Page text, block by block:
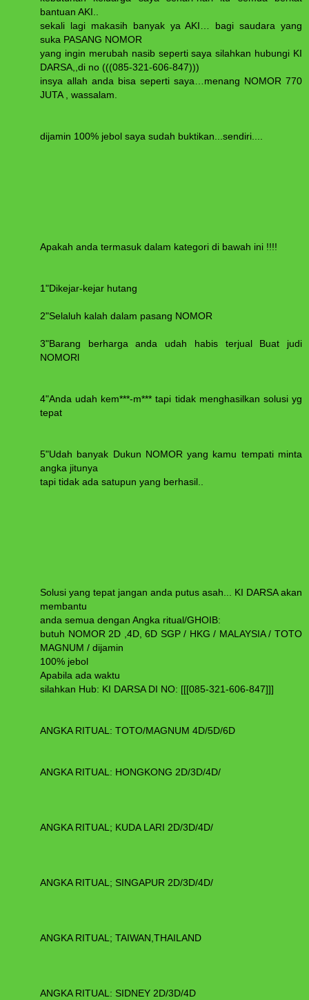
bantuan AKI..
sekali lagi makasih banyak ya AKI… bagi saudara yang
suka PASANG NOMOR
yang ingin merubah nasib seperti saya silahkan hubungi KI
DARSA,,di no (((085-321-606-847)))
insya allah anda bisa seperti saya…menang NOMOR 770
JUTA , wassalam.
dijamin 100% jebol saya sudah buktikan...sendiri....
Apakah anda termasuk dalam kategori di bawah ini !!!!
1"Dikejar-kejar hutang
2"Selaluh kalah dalam pasang NOMOR
3"Barang berharga anda udah habis terjual Buat judi
NOMORl
4"Anda udah kem***-m*** tapi tidak menghasilkan solusi yg
tepat
5"Udah banyak Dukun NOMOR yang kamu tempati minta
angka jitunya
tapi tidak ada satupun yang berhasil..
Solusi yang tepat jangan anda putus asah... KI DARSA akan
membantu
anda semua dengan Angka ritual/GHOIB:
butuh NOMOR 2D ,4D, 6D SGP / HKG / MALAYSIA / TOTO
MAGNUM / dijamin
100% jebol
Apabila ada waktu
silahkan Hub: KI DARSA DI NO: [[[085-321-606-847]]]
ANGKA RITUAL: TOTO/MAGNUM 4D/5D/6D
ANGKA RITUAL: HONGKONG 2D/3D/4D/
ANGKA RITUAL; KUDA LARI 2D/3D/4D/
ANGKA RITUAL; SINGAPUR 2D/3D/4D/
ANGKA RITUAL; TAIWAN,THAILAND
ANGKA RITUAL: SIDNEY 2D/3D/4D